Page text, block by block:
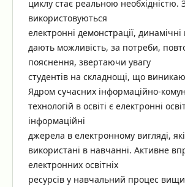
циклу стає реальною необхідністю.
використовуються
електронні демонстрації,
дають можливість, за потреби,
пояснення, звертаючи увагу
студентів на складнощі, що
Ядром сучасних інформаційно-
технологій в освіті є електронні
інформаційні
джерела в електронному вигляді,
використані в навчанні. Активне
електронних освітніх
ресурсів у навчальний процес